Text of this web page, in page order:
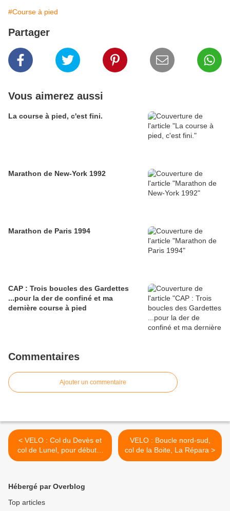
#Course à pied
Partager
Vous aimerez aussi
La course à pied, c'est fini.
Marathon de New-York 1992
Marathon de Paris 1994
CAP : Trois boucles des Gardettes
...pour la der de confiné et ma
dernière course à pied
Commentaires
Ajouter un commentaire
< VELO : Col du Devès et
col de Lunel, pour débuter
2016
VELO : Boucle nord-sud,
col de la Boite, La Répara >
Hébergé par Overblog
Top articles